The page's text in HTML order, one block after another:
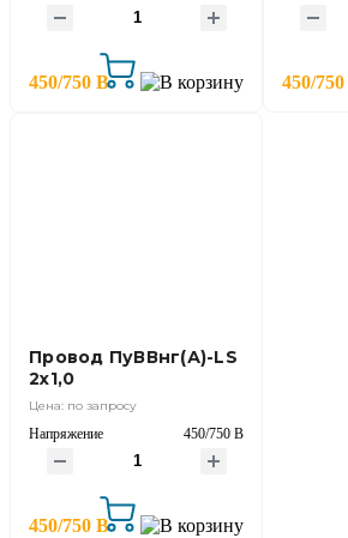
450/750 В 450/
450/750 В
Провод ПуВВнг(А)-LS
2х1,0
Цена: по запросу
Напряжение 450/750 В